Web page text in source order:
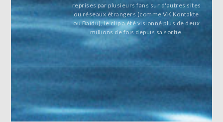
reprises par plusieurs fans sur d'autres sites
ou réseaux étrangers (comme VK Kontakte
ou Baidu), le clip a été visionné plus de deux
millions de fois depuis sa sortie.